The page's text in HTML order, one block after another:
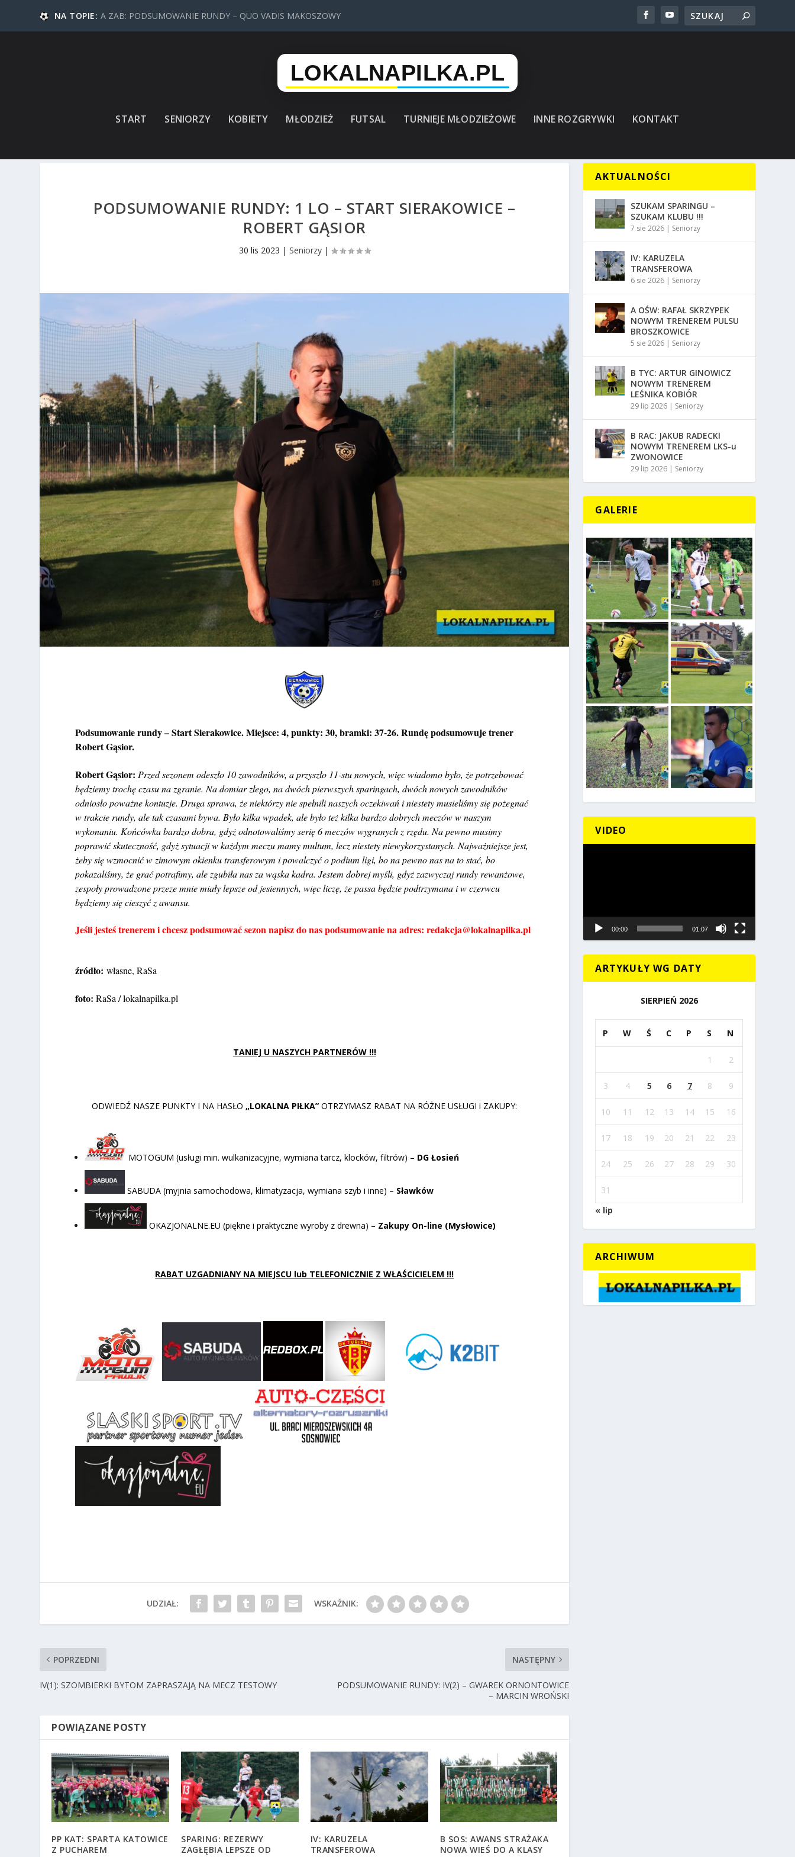
NA TOPIE: A ZAB: PODSUMOWANIE RUNDY – QUO VADIS MAKOSZOWY
START SENIORZY KOBIETY MŁODZIEŻ FUTSAL TURNIEJE MŁODZIEŻOWE INNE ROZGRYWKI KONTAKT
PODSUMOWANIE RUNDY: 1 LO – START SIERAKOWICE –
ROBERT GĄSIOR
30 lis 2023 | Seniorzy|
Podsumowanie rundy – Start Sierakowice. Miejsce: 4, punkty: 30, bramki: 37-26. Rundę podsumowuje trener
Robert Gąsior.
Robert Gąsior: Przed sezonem odeszło 10 zawodników, a przyszło 11-stu nowych, więc wiadomo było, że potrzebować
będziemy trochę czasu na zgranie. Na domiar złego, na dwóch pierwszych sparingach, dwóch nowych zawodników
odniosło poważne kontuzje. Druga sprawa, że niektórzy nie spełnili naszych oczekiwań i niestety musieliśmy się pożegnać
w trakcie rundy, ale tak czasami bywa. Było kilka wpadek, ale było też kilka bardzo dobrych meczów w naszym
wykonaniu. Końcówka bardzo dobra, gdyż odnotowaliśmy serię 6 meczów wygranych z rzędu. Na pewno musimy
poprawić skuteczność, gdyż sytuacji w każdym meczu mamy multum, lecz niestety niewykorzystanych. Najważniejsze jest,
żeby się wzmocnić w zimowym okienku transferowym i powalczyć o podium ligi, bo na pewno nas na to stać, bo
pokazaliśmy, że grać potrafimy, ale zgubiła nas za wąska kadra. Jestem dobrej myśli, gdyż zazwyczaj rundy rewanżowe,
zespoły prowadzone przeze mnie miały lepsze od jesiennych, więc liczę, że passa będzie podtrzymana i w czerwcu
będziemy się cieszyć z awansu.
Jeśli jesteś trenerem i chcesz podsumować sezon napisz do nas podsumowanie na adres: redakcja@lokalnapilka.pl
źródło:własne, RaSa
foto:RaSa / lokalnapilka.pl
TANIEJ U NASZYCH PARTNERÓW !!!
ODWIEDŹ NASZE PUNKTY I NA HASŁO„LOKALNA PIŁKA”OTRZYMASZ RABAT NA RÓŻNE USŁUGI i ZAKUPY:
MOTOGUM (usługi min. wulkanizacyjne, wymiana tarcz, klocków, filtrów) – DG Łosień
SABUDA (myjnia samochodowa, klimatyzacja, wymiana szyb i inne) – Sławków
OKAZJONALNE.EU (piękne i praktyczne wyroby z drewna) – Zakupy On-line (Mysłowice)
RABAT UZGADNIANY NA MIEJSCU lub TELEFONICZNIE Z WŁAŚCICIELEM !!!
UDZIAŁ: WSKAŹNIK:
POPRZEDNI
IV(1): SZOMBIERKI BYTOM ZAPRASZAJĄ NA MECZ TESTOWY
NASTĘPNY
PODSUMOWANIE RUNDY: IV(2) – GWAREK ORNONTOWICE
– MARCIN WROŃSKI
POWIĄZANE POSTY
PP KAT: SPARTA KATOWICE
Z PUCHAREM
SPARING: REZERWY
ZAGŁĘBIA LEPSZE OD
IV: KARUZELA
TRANSFEROWA
B SOS: AWANS STRAŻAKA
NOWA WIEŚ DO A KLASY
AKTUALNOŚCI
SZUKAM SPARINGU –
SZUKAM KLUBU !!!
7 sie 2026 | Seniorzy
IV: KARUZELA
TRANSFEROWA
6 sie 2026 | Seniorzy
A OŚW: RAFAŁ SKRZYPEK
NOWYM TRENEREM PULSU
BROSZKOWICE
5 sie 2026 | Seniorzy
B TYC: ARTUR GINOWICZ
NOWYM TRENEREM
LEŚNIKA KOBIÓR
29 lip 2026 | Seniorzy
B RAC: JAKUB RADECKI
NOWYM TRENEREM LKS-u
ZWONOWICE
29 lip 2026 | Seniorzy
GALERIE
VIDEO
00:00 01:07
ARTYKUŁY WG DATY
SIERPIEŃ 2026
P W Ś C P S N
1 2
3 4 5 6 7 8 9
10 11 12 13 14 15 16
17 18 19 20 21 22 23
24 25 26 27 28 29 30
31
« lip
ARCHIWUM